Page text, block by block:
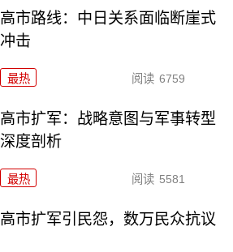
高市路线：中日关系面临断崖式
冲击
最热 阅读 6759
高市扩军：战略意图与军事转型
深度剖析
最热 阅读 5581
高市扩军引民怨，数万民众抗议